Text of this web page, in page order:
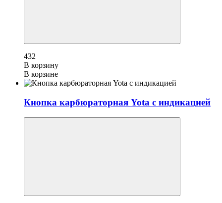
432
В корзину
В корзине
Кнопка карбюраторная Yota с индикацией